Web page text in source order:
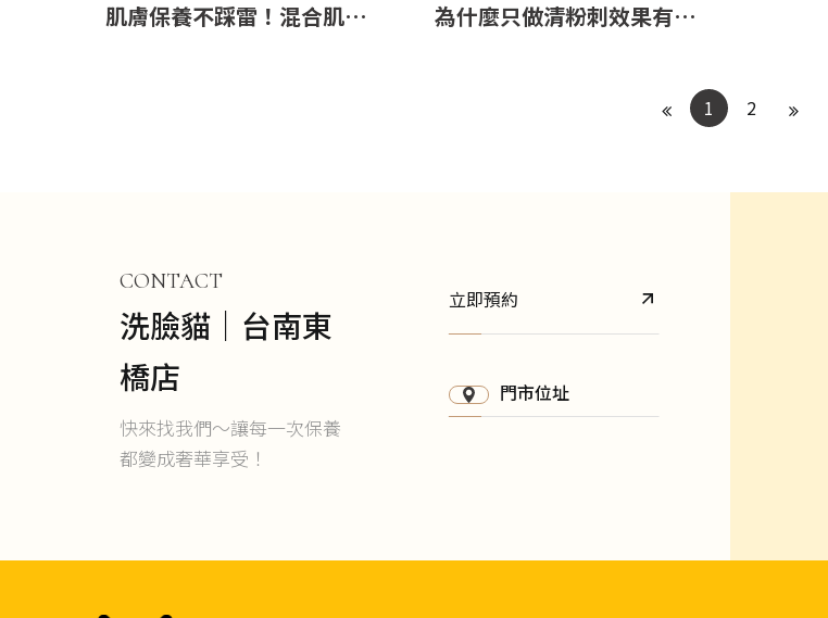
肌膚保養不踩雷！混合肌怎
為什麼只做清粉刺效果有
1 2
CONTACT
洗臉貓｜台南東
橋店
快來找我們～讓每一次保養
都變成奢華享受！
立即預約
門市位址